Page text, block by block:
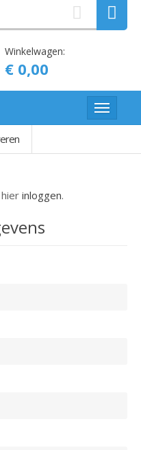
Winkelwagen:
€ 0,00
inloggen.